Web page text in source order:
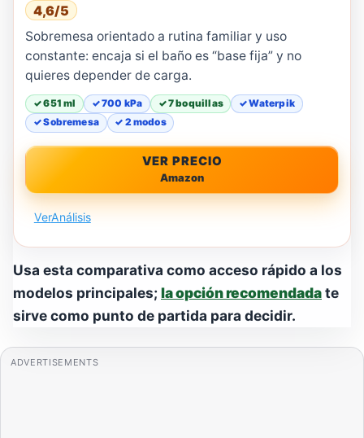
4,6/5
Sobremesa orientado a rutina familiar y uso
constante: encaja si el baño es “base fija” y no
quieres depender de carga.
✓ 651 ml ✓ 700 kPa ✓ 7 boquillas
✓ Waterpik
✓ Sobremesa
✓ 2 modos
VER PRECIO
Amazon
VerAnálisis
Usa esta comparativa como acceso rápido a los
modelos principales; la opción recomendadate
sirve como punto de partida para decidir.
ADVERTISEMENTS